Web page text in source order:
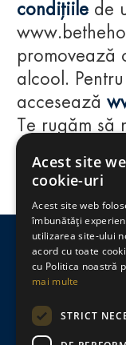
Regulamente
consumă-
Politica de
condițiile de
promovează
alcool.
accesează
Te rugăm să
acestui
împlinit
Acest site
cookie-uri
Acest site web
îmbunătăți
utilizarea site-ului
acord cu toate
cu Politica noastră
mai multe
STRICT